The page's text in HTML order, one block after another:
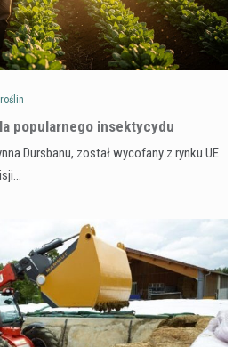
popularnego insektycydu
Dursbanu, został wycofany z rynku UE